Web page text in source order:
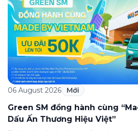
06 August 2026 Mới
Green SM đồng hành cùng
Dấu Ấn Thương Hiệu Việt”